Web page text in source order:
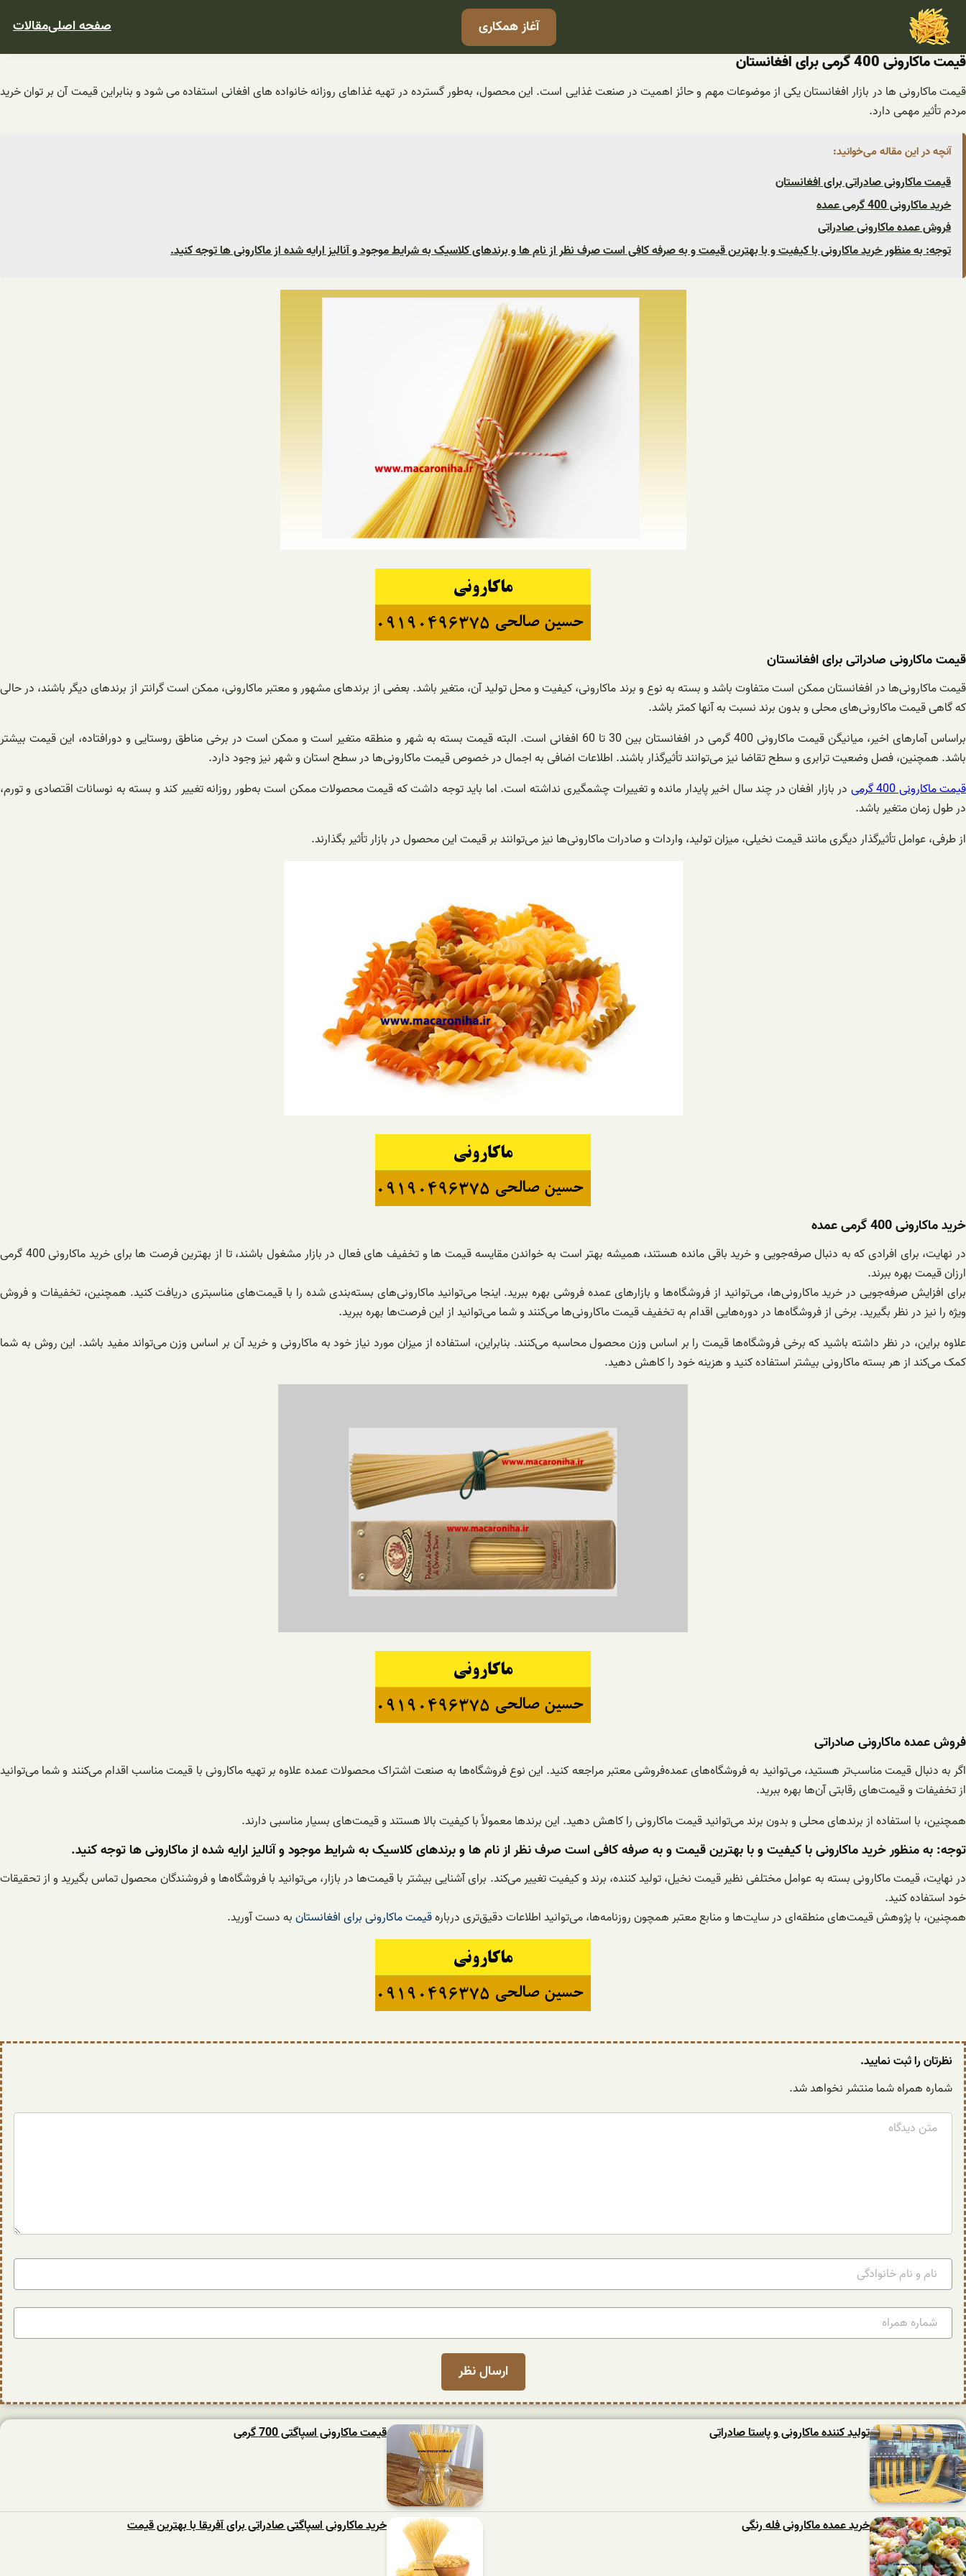
محتوا
آغاز همکاری صفحه اصلیمقالات
قیمت ماکارونی 400 گرمی برای افغانستان
قیمت ماکارونی ها در بازار افغانستان یکی از موضوعات مهم و حائز اهمیت در صنعت غذایی است. این محصول، به‌طور گسترده در تهیه غذاهای روزانه خانواده های افغانی استفاده می شود و بنابراین قیمت آن بر توان خرید
مردم تأثیر مهمی دارد.
آنچه در این مقاله می‌خوانید:
قیمت ماکارونی صادراتی برای افغانستان
خرید ماکارونی 400 گرمی عمده
فروش عمده ماکارونی صادراتی
توجه: به منظور خرید ماکارونی با کیفیت و با بهترین قیمت و به صرفه کافی است صرف نظر از نام ها و برندهای کلاسیک به شرایط موجود و آنالیز ارایه شده از ماکارونی ها توجه کنید.
قیمت ماکارونی صادراتی برای افغانستان
قیمت ماکارونی‌ها در افغانستان ممکن است متفاوت باشد و بسته به نوع و برند ماکارونی، کیفیت و محل تولید آن، متغیر باشد. بعضی از برندهای مشهور و معتبر ماکارونی، ممکن است گرانتر از برندهای دیگر باشند، در حالی
که گاهی قیمت ماکارونی‌های محلی و بدون برند نسبت به آنها کمتر باشد.
براساس آمارهای اخیر، میانیگن قیمت ماکارونی 400 گرمی در افغانستان بین 30 تا 60 افغانی است. البته قیمت بسته به شهر و منطقه متغیر است و ممکن است در برخی مناطق روستایی و دورافتاده، این قیمت بیشتر
باشد. همچنین، فصل وضعیت ترابری و سطح تقاضا نیز می‌توانند تأثیرگذار باشند. اطلاعات اضافی به اجمال در خصوص قیمت ماکارونی‌ها در سطح استان و شهر نیز وجود دارد.
قیمت ماکارونی 400 گرمی
در بازار افغان در چند سال اخیر پایدار مانده و تغییرات چشمگیری نداشته است. اما باید توجه داشت که قیمت محصولات ممکن است به‌طور روزانه تغییر کند و بسته به نوسانات اقتصادی و تورم،
در طول زمان متغیر باشد.
از طرفی، عوامل تأثیرگذار دیگری مانند قیمت نخیلی، میزان تولید، واردات و صادرات ماکارونی‌ها نیز می‌توانند بر قیمت این محصول در بازار تأثیر بگذارند.
خرید ماکارونی 400 گرمی عمده
در نهایت، برای افرادی که به دنبال صرفه‌جویی و خرید باقی مانده هستند، همیشه بهتر است به خواندن مقایسه قیمت ها و تخفیف های فعال در بازار مشغول باشند، تا از بهترین فرصت ها برای خرید ماکارونی 400 گرمی
ارزان قیمت بهره ببرند.
برای افزایش صرفه‌جویی در خرید ماکارونی‌ها، می‌توانید از فروشگاه‌ها و بازارهای عمده فروشی بهره ببرید. اینجا می‌توانید ماکارونی‌های بسته‌بندی شده را با قیمت‌های مناسبتری دریافت کنید. همچنین، تخفیفات و فروش
ویژه را نیز در نظر بگیرید. برخی از فروشگاه‌ها در دوره‌هایی اقدام به تخفیف قیمت ماکارونی‌ها می‌کنند و شما می‌توانید از این فرصت‌ها بهره ببرید.
علاوه براین، در نظر داشته باشید که برخی فروشگاه‌ها قیمت را بر اساس وزن محصول محاسبه می‌کنند. بنابراین، استفاده از میزان مورد نیاز خود به ماکارونی و خرید آن بر اساس وزن می‌تواند مفید باشد. این روش به شما
کمک می‌کند از هر بسته ماکارونی بیشتر استفاده کنید و هزینه خود را کاهش دهید.
فروش عمده ماکارونی صادراتی
اگر به دنبال قیمت مناسب‌تر هستید، می‌توانید به فروشگاه‌های عمده‌فروشی معتبر مراجعه کنید. این نوع فروشگاه‌ها به صنعت اشتراک محصولات عمده علاوه بر تهیه ماکارونی با قیمت مناسب اقدام می‌کنند و شما می‌توانید
از تخفیفات و قیمت‌های رقابتی آن‌ها بهره ببرید.
همچنین، با استفاده از برندهای محلی و بدون برند می‌توانید قیمت ماکارونی را کاهش دهید. این برندها معمولاً با کیفیت بالا هستند و قیمت‌های بسیار مناسبی دارند.
توجه: به منظور خرید ماکارونی با کیفیت و با بهترین قیمت و به صرفه کافی است صرف نظر از نام ها و برندهای کلاسیک به شرایط موجود و آنالیز ارایه شده از ماکارونی ها توجه کنید.
در نهایت، قیمت ماکارونی بسته به عوامل مختلفی نظیر قیمت نخیل، تولید کننده، برند و کیفیت تغییر می‌کند. برای آشنایی بیشتر با قیمت‌ها در بازار، می‌توانید با فروشگاه‌ها و فروشندگان محصول تماس بگیرید و از تحقیقات
خود استفاده کنید.
همچنین، با پژوهش قیمت‌های منطقه‌ای در سایت‌ها و منابع معتبر همچون روزنامه‌ها، می‌توانید اطلاعات دقیق‌تری دربارهقیمت ماکارونی برای افغانستانبه دست آورید.
نظرتان را ثبت نمایید.
شماره همراه شما منتشر نخواهد شد.
تولید کننده ماکارونی و پاستا صادراتی قیمت ماکارونی اسپاگتی 700 گرمی
خرید عمده ماکارونی فله رنگی خرید ماکارونی اسپاگتی صادراتی برای آفریقا با بهترین قیمت